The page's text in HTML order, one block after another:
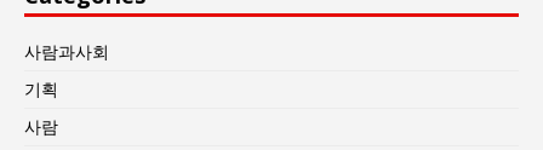
사람과사회
기획
사람